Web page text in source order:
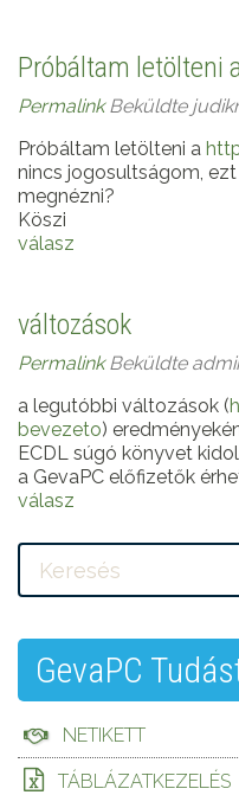
Próbáltam letölteni
PermalinkBeküldte
Próbáltam letölteni a
nincs jogosultságom,
megnézni?
Köszi
válasz
változások
PermalinkBeküldte
a legutóbbi változások (
bevezeto)
ECDL súgó könyvet
a GevaPC előfizetők
válasz
GevaPC
NETIKETT
TÁBLÁZATKEZELÉS